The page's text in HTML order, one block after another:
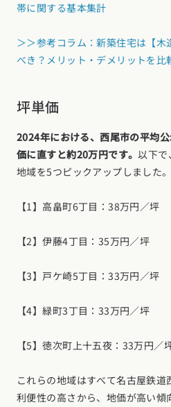
帯に関する基本集計
＞＞参考コラム：新築住宅は【
べき？メリット・デメリットを比
坪単価
2024年における、西尾市の平均
価に直すと約20万円です。以下で
地域を5つピックアップしました。
【1】高畠町6丁目：38万円／坪
【2】伊藤4丁目：35万円／坪
【3】戸ケ崎5丁目：33万円／坪
【4】緑町3丁目：33万円／坪
【5】徳次町上十五夜：33万円／
これらの地域はすべて名古屋鉄道
利便性の高さから、地価が高い傾